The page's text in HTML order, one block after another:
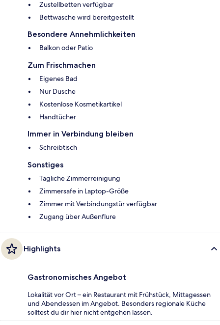
Zustellbetten verfügbar
Bettwäsche wird bereitgestellt
Besondere Annehmlichkeiten
Balkon oder Patio
Zum Frischmachen
Eigenes Bad
Nur Dusche
Kostenlose Kosmetikartikel
Handtücher
Immer in Verbindung bleiben
Schreibtisch
Sonstiges
Tägliche Zimmerreinigung
Zimmersafe in Laptop-Größe
Zimmer mit Verbindungstür verfügbar
Zugang über Außenflure
Highlights
Gastronomisches Angebot
Lokalität vor Ort – ein Restaurant mit Frühstück, Mittagessen
und Abendessen im Angebot. Besonders regionale Küche
solltest du dir hier nicht entgehen lassen.